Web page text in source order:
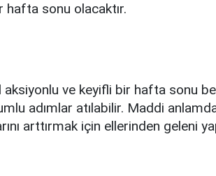
hafta sonu olacaktır.
aksiyonlu ve keyifli bir hafta sonu
adımlar atılabilir. Maddi
arttırmak için ellerinden geleni